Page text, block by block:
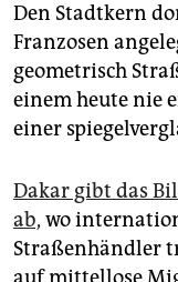
Den Stadtkern
Franzosen
geometrisch
einem heute nie
einer
Dakar gibt das
ab, wo
Straßenhändler